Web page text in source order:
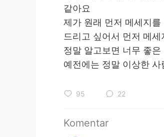
같아요
제가 원래 먼저 메세지
드리고 싶어서 먼저 메세
정말 알고보면 너무 좋
예전에는 정말 이상한
95 22
Komentar